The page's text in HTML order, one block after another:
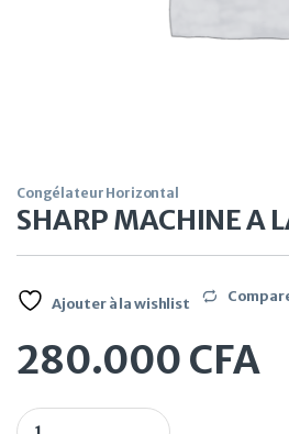
Congélateur Horizontal
SHARP MACHINE A
Ajouter à la wishlist
280.000 CFA
SHARP MACHINE A LAVER (8 KG)